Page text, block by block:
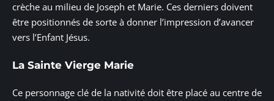
crèche au milieu de Joseph et Marie. Ces derniers doivent
être positionnés de sorte à donner l’impression d’avancer
vers l’Enfant Jésus.
La Sainte Vierge Marie
Ce personnage clé de la nativité doit être placé au centre de